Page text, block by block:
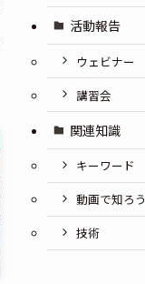
活動報告
ウェビナー
講習会
関連知識
キーワード
動画で知ろう
技術